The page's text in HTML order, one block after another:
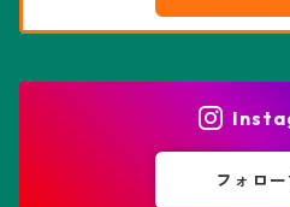
花園兜
エリオシケ属
パキポディウム属
フェネストラリア属
フォロー